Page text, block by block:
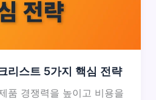
리스트 5가지 핵심 전략
품 경쟁력을 높이고 비용을